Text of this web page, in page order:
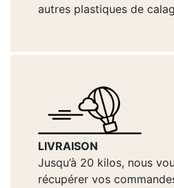
autres plastiques de
LIVRAISON
Jusqu’à 20 kilos, nous
récupérer vos